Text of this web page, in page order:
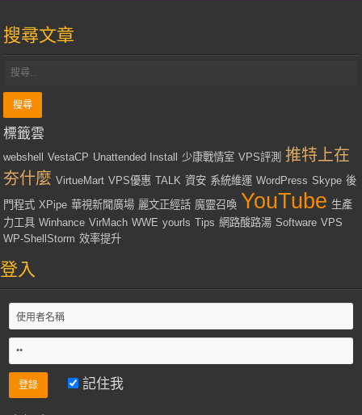
搜尋文章
標籤雲
webshell VestaCP Unattended Install 少康戰情室 VPS評測 推特上在
夯什麼 VirtueMart VPS優惠 TALK 資安 系統維運 WordPress Skype 後
門程式 XPipe 華視新聞廣場 麗文正經話 魔靈召喚 YouTube 生產
力工具 Winhance VirMach WWE yourls Tips 網路酸路湯 Software VPS
WP-ShellStorm 效率提升
登入
記住我